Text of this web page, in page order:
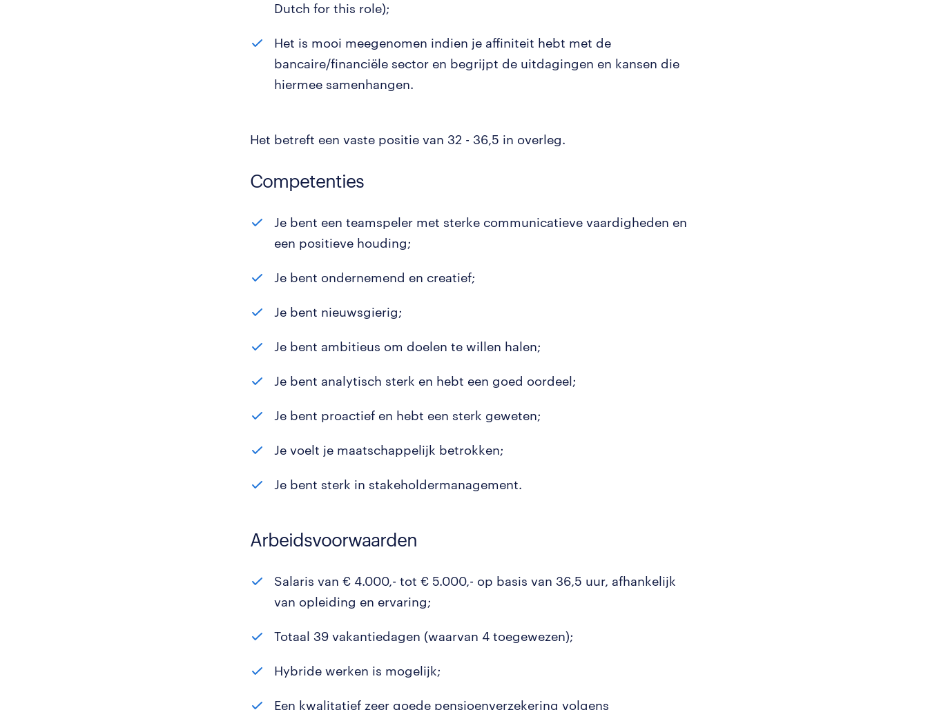
Dutch for this role);
Het is mooi meegenomen indien je affiniteit hebt met de
bancaire/financiële sector en begrijpt de uitdagingen en kansen die
hiermee samenhangen.
Het betreft een vaste positie van 32 - 36,5 in overleg.
Competenties
Je bent een teamspeler met sterke communicatieve vaardigheden en
een positieve houding;
Je bent ondernemend en creatief;
Je bent nieuwsgierig;
Je bent ambitieus om doelen te willen halen;
Je bent analytisch sterk en hebt een goed oordeel;
Je bent proactief en hebt een sterk geweten;
Je voelt je maatschappelijk betrokken;
Je bent sterk in stakeholdermanagement.
Arbeidsvoorwaarden
Salaris van € 4.000,- tot € 5.000,- op basis van 36,5 uur, afhankelijk
van opleiding en ervaring;
Totaal 39 vakantiedagen (waarvan 4 toegewezen);
Hybride werken is mogelijk;
Een kwalitatief zeer goede pensioenverzekering volgens